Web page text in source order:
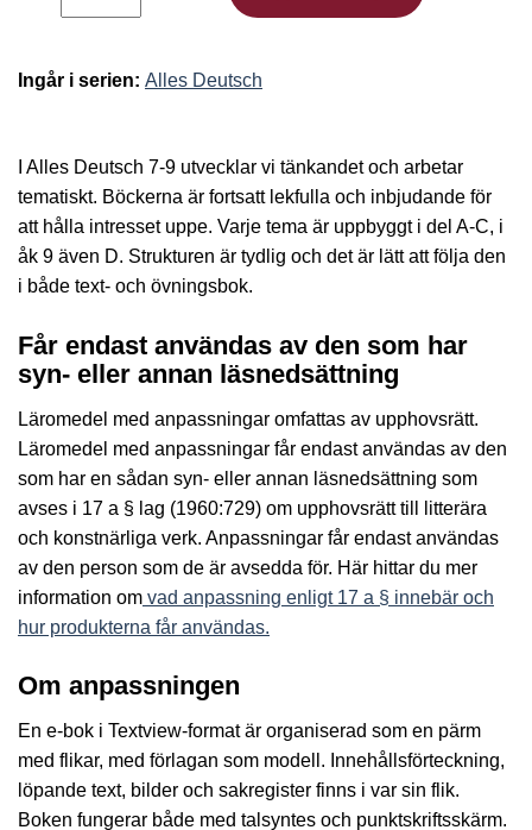
Ingår i serien: Alles Deutsch
I Alles Deutsch 7-9 utvecklar vi tänkandet och arbetar
tematiskt. Böckerna är fortsatt lekfulla och inbjudande för
att hålla intresset uppe. Varje tema är uppbyggt i del A-C, i
åk 9 även D. Strukturen är tydlig och det är lätt att följa den
i både text- och övningsbok.
Får endast användas av den som har
syn- eller annan läsnedsättning
Läromedel med anpassningar omfattas av upphovsrätt.
Läromedel med anpassningar får endast användas av den
som har en sådan syn- eller annan läsnedsättning som
avses i 17 a § lag (1960:729) om upphovsrätt till litterära
och konstnärliga verk. Anpassningar får endast användas
av den person som de är avsedda för. Här hittar du mer
information om vad anpassning enligt 17 a § innebär och
hur produkterna får användas.
Om anpassningen
En e-bok i Textview-format är organiserad som en pärm
med flikar, med förlagan som modell. Innehållsförteckning,
löpande text, bilder och sakregister finns i var sin flik.
Boken fungerar både med talsyntes och punktskriftsskärm.